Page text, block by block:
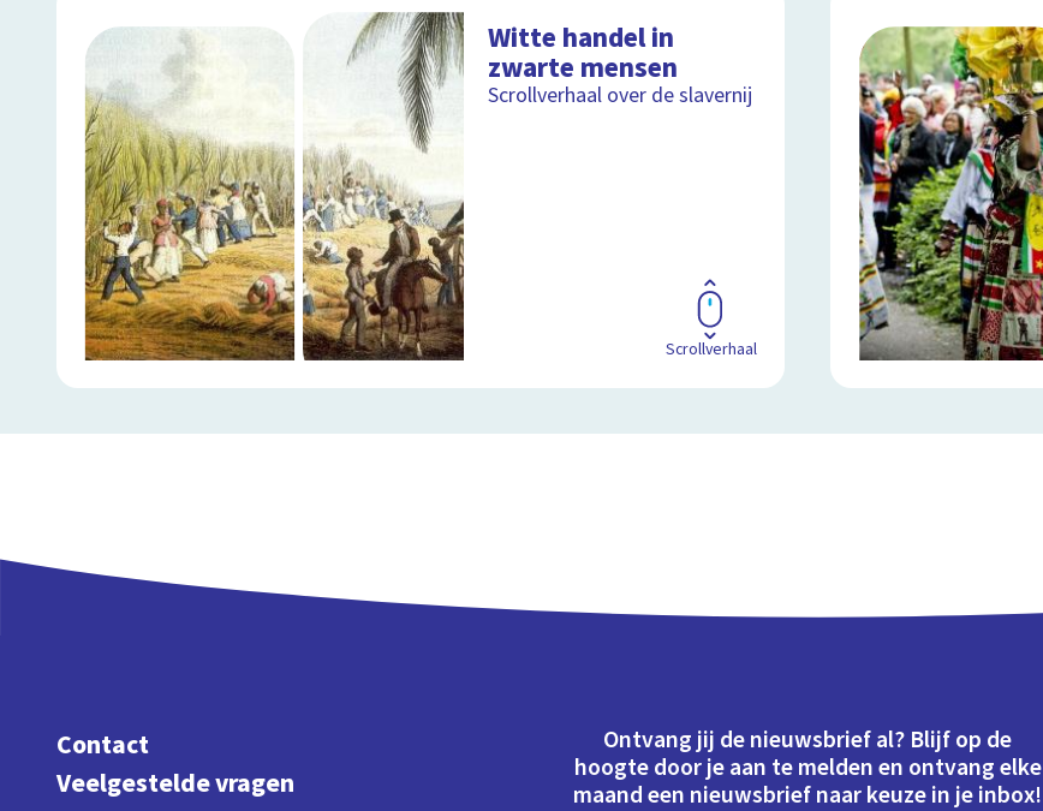
Witte handel in
zwarte mensen
Scrollverhaal over de slavernij
Scrollverhaal
Contact
Veelgestelde vragen
Ontvang jij de nieuwsbrief al? Blijf op de
hoogte door je aan te melden en ontvang elke
maand een nieuwsbrief naar keuze in je inbox!